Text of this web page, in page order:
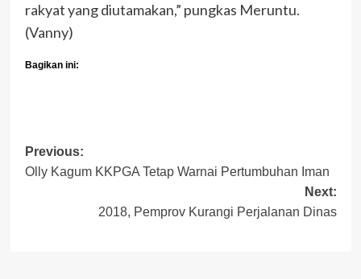
rakyat yang diutamakan,” pungkas Meruntu.
(Vanny)
Bagikan ini:
Post
navigation
Previous:
Olly Kagum KKPGA Tetap Warnai Pertumbuhan Iman
Next:
2018, Pemprov Kurangi Perjalanan Dinas